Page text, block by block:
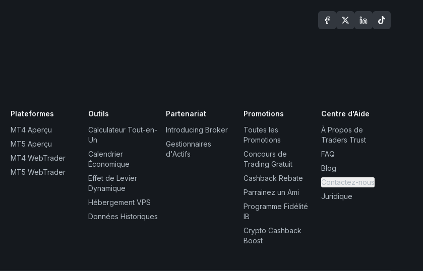
Plateformes
MT4 Aperçu
MT5 Aperçu
MT4 WebTrader
MT5 WebTrader
Outils
Calculateur Tout-en-
Un
Calendrier
Économique
Effet de Levier
Dynamique
Hébergement VPS
Données Historiques
Partenariat
Introducing Broker
Gestionnaires
d'Actifs
Promotions
Toutes les
Promotions
Concours de
Trading Gratuit
Cashback Rebate
Parrainez un Ami
Programme Fidélité
IB
Crypto Cashback
Boost
Centre d'Aide
À Propos de
Traders Trust
FAQ
Blog
Contactez-nous
Juridique